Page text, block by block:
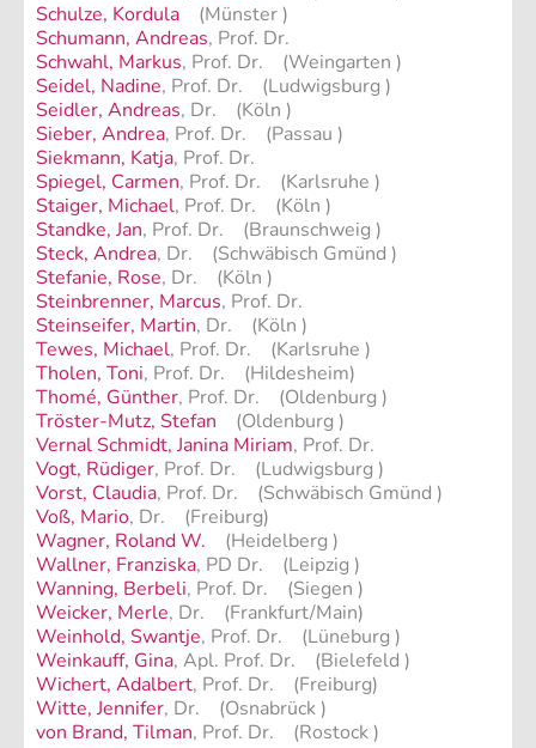
Schulze, Kordula (Münster )
Schumann, Andreas, Prof. Dr.
Schwahl, Markus, Prof. Dr. (Weingarten )
Seidel, Nadine, Prof. Dr. (Ludwigsburg )
Seidler, Andreas, Dr. (Köln )
Sieber, Andrea, Prof. Dr. (Passau )
Siekmann, Katja, Prof. Dr.
Spiegel, Carmen, Prof. Dr. (Karlsruhe )
Staiger, Michael, Prof. Dr. (Köln )
Standke, Jan, Prof. Dr. (Braunschweig )
Steck, Andrea, Dr. (Schwäbisch Gmünd )
Stefanie, Rose, Dr. (Köln )
Steinbrenner, Marcus, Prof. Dr.
Steinseifer, Martin, Dr. (Köln )
Tewes, Michael, Prof. Dr. (Karlsruhe )
Tholen, Toni, Prof. Dr. (Hildesheim)
Thomé, Günther, Prof. Dr. (Oldenburg )
Tröster-Mutz, Stefan (Oldenburg )
Vernal Schmidt, Janina Miriam, Prof. Dr.
Vogt, Rüdiger, Prof. Dr. (Ludwigsburg )
Vorst, Claudia, Prof. Dr. (Schwäbisch Gmünd )
Voß, Mario, Dr. (Freiburg)
Wagner, Roland W. (Heidelberg )
Wallner, Franziska, PD Dr. (Leipzig )
Wanning, Berbeli, Prof. Dr. (Siegen )
Weicker, Merle, Dr. (Frankfurt/Main)
Weinhold, Swantje, Prof. Dr. (Lüneburg )
Weinkauff, Gina, Apl. Prof. Dr. (Bielefeld )
Wichert, Adalbert, Prof. Dr. (Freiburg)
Witte, Jennifer, Dr. (Osnabrück )
von Brand, Tilman, Prof. Dr. (Rostock )